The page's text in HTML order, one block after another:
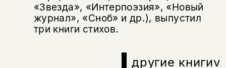
«Звезда», «Интерпоэзия», «Новый
журнал», «Сноб» и др.), выпустил
три книги стихов.
другие книгиv
Я соглашаюсь сПолитикой конфиденциальности
Я соглашаюсь сПолитикой конфиденциальности
вам уже исполнилось 18 лет?
нет, вернуться назад